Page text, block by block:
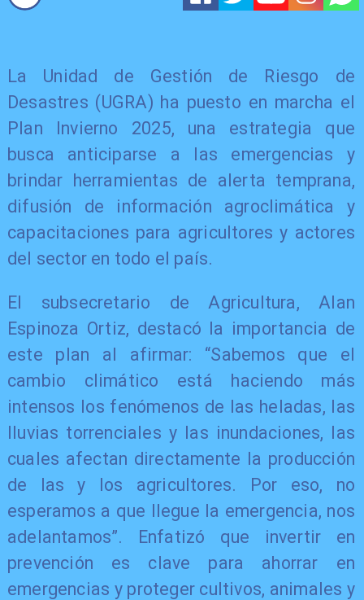
La Unidad de Gestión de Riesgo de
Desastres (UGRA) ha puesto en marcha el
Plan Invierno 2025, una estrategia que
busca anticiparse a las emergencias y
brindar herramientas de alerta temprana,
difusión de información agroclimática y
capacitaciones para agricultores y actores
del sector en todo el país.
El subsecretario de Agricultura, Alan
Espinoza Ortiz, destacó la importancia de
este plan al afirmar: “Sabemos que el
cambio climático está haciendo más
intensos los fenómenos de las heladas, las
lluvias torrenciales y las inundaciones, las
cuales afectan directamente la producción
de las y los agricultores. Por eso, no
esperamos a que llegue la emergencia, nos
adelantamos”. Enfatizó que invertir en
prevención es clave para ahorrar en
emergencias y proteger cultivos, animales y